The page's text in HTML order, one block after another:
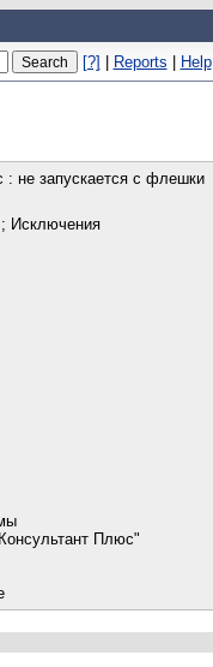
[?] | Reports | Help
: не запускается с флешки
Исключения
Плюс"